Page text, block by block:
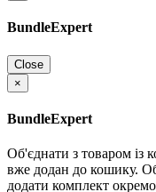
BundleExpert
Close
×
BundleExpert
Об'єднати з товаром із
вже додан до кошику.
додати комплект